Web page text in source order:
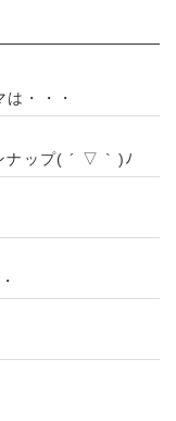
・・・
ナップ( ´ ▽ ` )ﾉ